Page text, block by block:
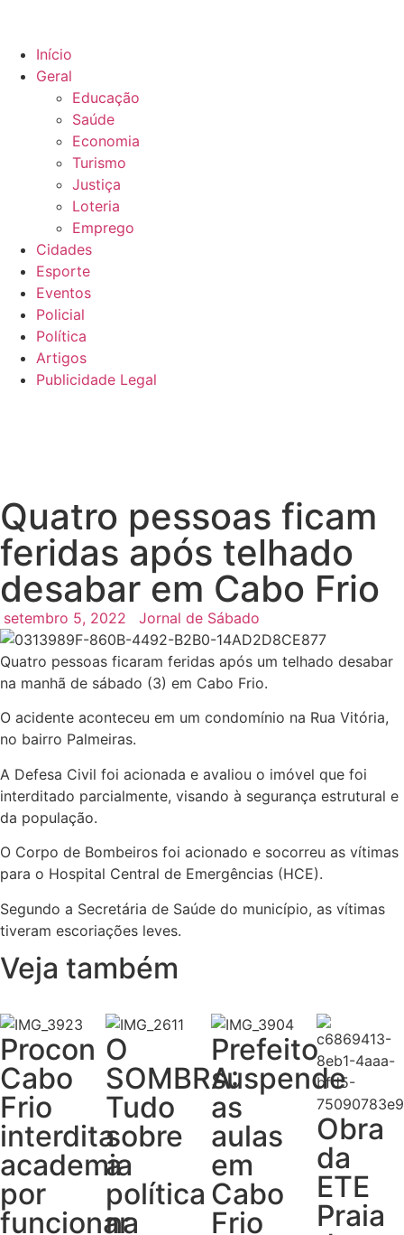
Início
Geral
Educação
Saúde
Economia
Turismo
Justiça
Loteria
Emprego
Cidades
Esporte
Eventos
Policial
Política
Artigos
Publicidade Legal
Quatro pessoas ficam
feridas após telhado
desabar em Cabo Frio
setembro 5, 2022 Jornal de Sábado
Quatro pessoas ficaram feridas após um telhado desabar
na manhã de sábado (3) em Cabo Frio.
O acidente aconteceu em um condomínio na Rua Vitória,
no bairro Palmeiras.
A Defesa Civil foi acionada e avaliou o imóvel que foi
interditado parcialmente, visando à segurança estrutural e
da população.
O Corpo de Bombeiros foi acionado e socorreu as vítimas
para o Hospital Central de Emergências (HCE).
Segundo a Secretária de Saúde do município, as vítimas
tiveram escoriações leves.
Veja também
Procon
Cabo
Frio
interdita
academia
por
funcionar
O
SOMBRA:
Tudo
sobre
a
política
na
Prefeito
suspende
as
aulas
em
Cabo
Frio
Obra
da
ETE
Praia